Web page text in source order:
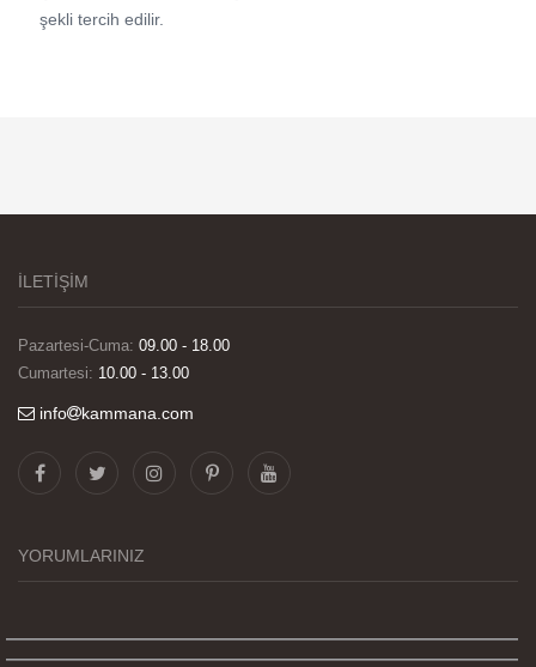
şekli tercih edilir.
İLETİŞİM
Pazartesi-Cuma: 09.00 - 18.00
Cumartesi: 10.00 - 13.00
info kammana.com
YORUMLARINIZ
Görselleri ve baskı kalitesi harika. Övünç Bey'in
tüm süreçteki desteği ile siparislerim kısa
günü hediyesi oldu. Kammana ailesine tüm
emekleri icin sonsuz teşekkürler.